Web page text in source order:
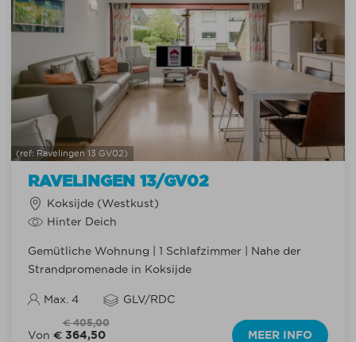
RAVELINGEN 13/GV02
(ref: Ravelingen 13 GV02)
Koksijde (Westkust)
Hinter Deich
Gemütliche Wohnung | 1 Schlafzimmer | Nahe der
Strandpromenade in Koksijde
Max. 4 GLV/RDC
€ 405,00
Von € 364,50 MEER INFO